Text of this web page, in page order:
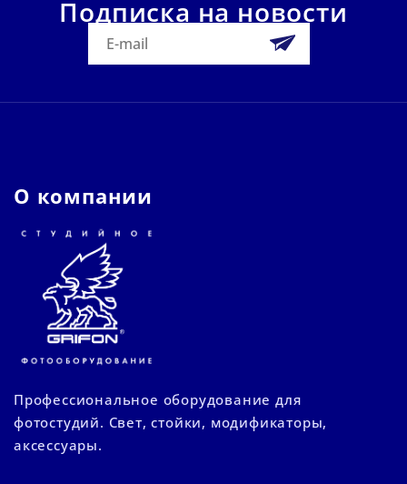
Подписка на новости
О компании
Профессиональное оборудование для
фотостудий. Свет, стойки, модификаторы,
аксессуары.